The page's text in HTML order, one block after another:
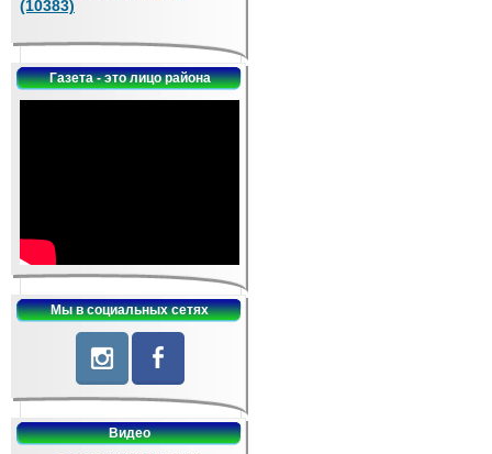
(10383)
Газета - это лицо района
Мы в социальных сетях
Видео